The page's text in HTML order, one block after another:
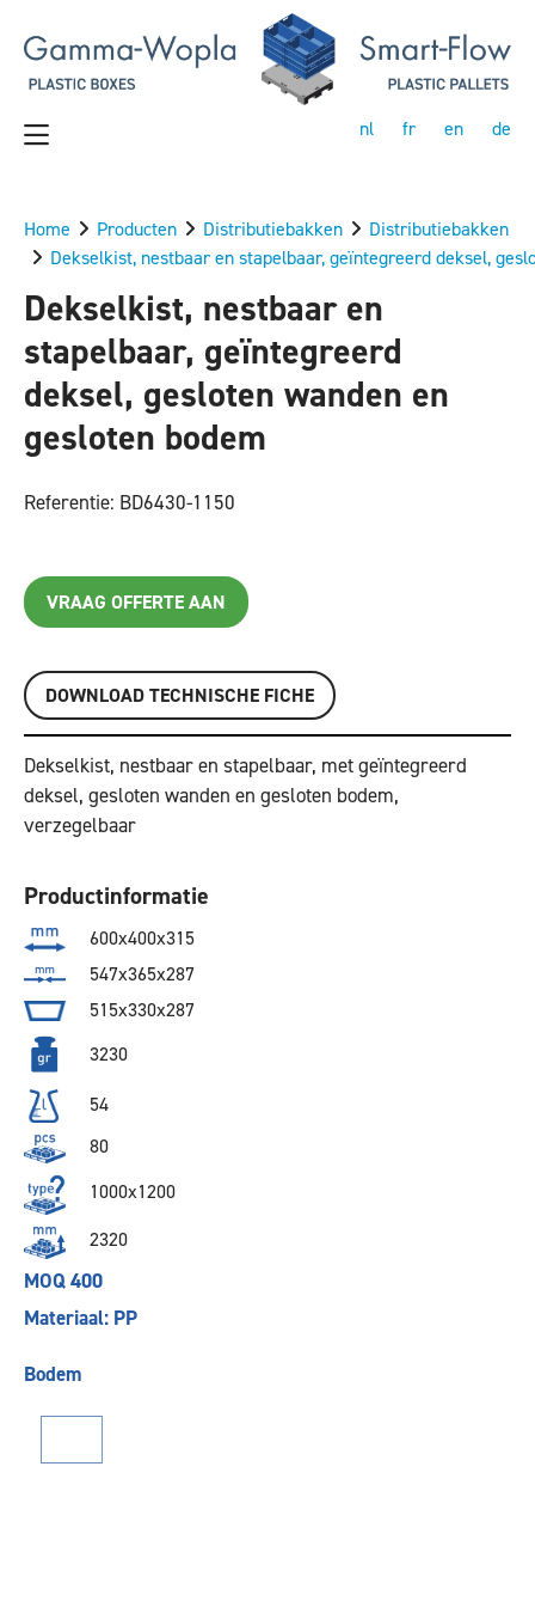
nl fr en de
Home Producten Distributiebakken
Distributiebakken
Dekselkist, nestbaar en stapelbaar, geïntegreerd deksel,
Dekselkist, nestbaar en
stapelbaar, geïntegreerd
deksel, gesloten wanden en
gesloten bodem
Referentie: BD6430-1150
VRAAG OFFERTE AAN
DOWNLOAD TECHNISCHE FICHE
Dekselkist, nestbaar en stapelbaar, met geïntegreerd
deksel, gesloten wanden en gesloten bodem,
verzegelbaar
Productinformatie
600x400x315
547x365x287
515x330x287
3230
54
80
1000x1200
2320
MOQ 400
Materiaal: PP
Bodem